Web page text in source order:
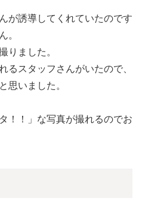
が誘導してくれていたのです
。
りました。
るスタッフさんがいたので、
思いました。
！！」な写真が撮れるのでお